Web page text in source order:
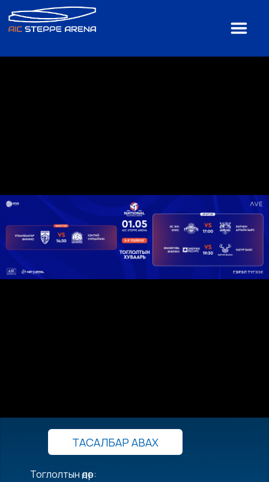
ТАСАЛБАР АВАХ
Тоглолтын өдөр: